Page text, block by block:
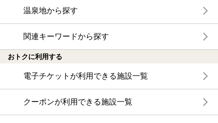
温泉地から探す
関連キーワードから探す
おトクに利用する
電子チケットが利用できる施設一覧
クーポンが利用できる施設一覧